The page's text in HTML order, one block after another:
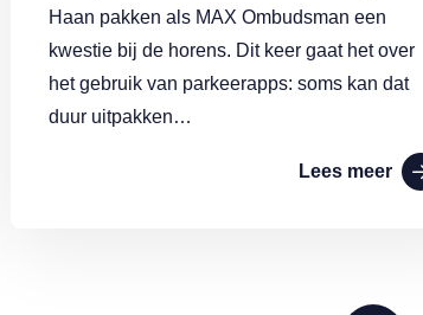
Haan pakken als MAX Ombudsman een
kwestie bij de horens. Dit keer gaat het over
het gebruik van parkeerapps: soms kan dat
duur uitpakken…
Lees meer